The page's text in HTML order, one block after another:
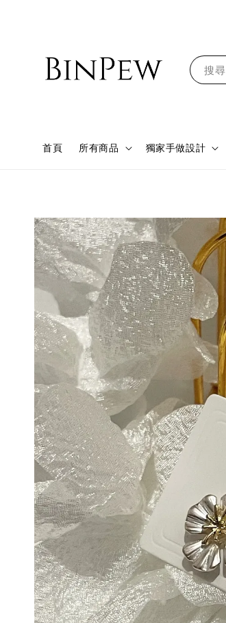
搜尋
首頁 所有商品 獨家手做設計